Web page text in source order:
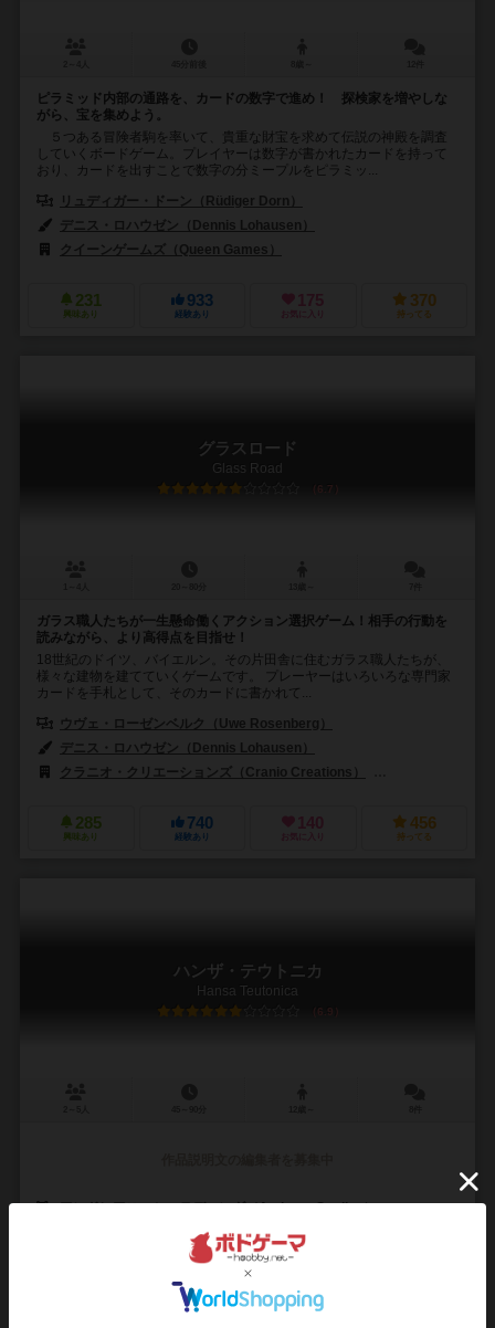
ピラミッド内部の通路を、カードの数字で進め！ 探検家を増やしな
がら、宝を集めよう。
５つある冒険者駒を率いて、貴重な財宝を求めて伝説の神殿を調査
していくボードゲーム。プレイヤーは数字が書かれたカードを持って
おり、カードを出すことで数字の分ミープルをピラミッ...
リュディガー・ドーン（Rüdiger Dorn）
デニス・ロハウゼン（Dennis Lohausen）
クイーンゲームズ（Queen Games）
231
興味あり
933
経験あり
175
お気に入り
370
持ってる
グラスロード
Glass Road
6.7
ガラス職人たちが一生懸命働くアクション選択ゲーム！相手の行動を
読みながら、より高得点を目指せ！
18世紀のドイツ、バイエルン。その片田舎に住むガラス職人たちが、
様々な建物を建てていくゲームです。 プレーヤーはいろいろな専門家
カードを手札として、そのカードに書かれて...
ウヴェ・ローゼンベルク（Uwe Rosenberg）
デニス・ロハウゼン（Dennis Lohausen）
クラニオ・クリエーションズ（Cranio Creations）
285
興味あり
740
経験あり
140
お気に入り
456
持ってる
ハンザ・テウトニカ
Hansa Teutonica
6.9
アンドレアス・シュテディング（Andreas Steding）
デニス・ロハウゼン（Dennis Lohausen）
999ゲームズ（999 Games）
アルゲントゥム出版（Argentum
476 115